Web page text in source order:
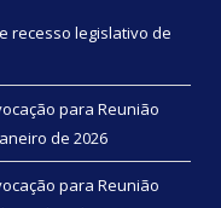
recesso legislativo de
para Reunião
de 2026
para Reunião